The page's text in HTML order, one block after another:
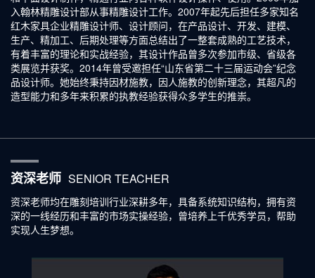
入翰林精雕设计部从事精雕设计工作。2007年起先后担任多家知名
红木家具企业精雕设计师、设计顾问，在产品设计、开发、建模、
生产、精加工、后期处理等方面总结出了一整套成熟的工艺技术，
有着丰富的理论和实战经验，其设计作品曾多次参加市级、省级各
类展览并获奖。2014年曾受邀担任“山东省第二十三届运动会”纪念
品设计师。她始终秉持因材施教，因人施教的创新理念，其超凡的
造型能力和多年来积累的执教经验获得众多学生的推崇。
资深老师 SENIOR TEACHER
资深老师均在雕刻培训行业深耕多年，具备系统知识结构，拥有资
深的一线经历和丰富的市场实操经验，曾培养上千优秀学员，帮助
实现人生梦想。